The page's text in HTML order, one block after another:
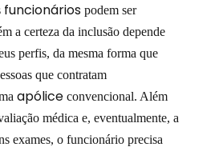
funcionários podem ser
a certeza da inclusão depende
perfis, da mesma forma que
que contratam
apólice convencional. Além
médica e, eventualmente, a
exames, o funcionário precisa